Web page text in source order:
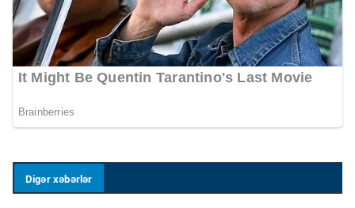
Digər xəbərlər